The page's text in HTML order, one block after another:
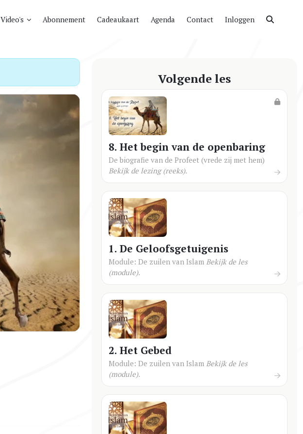
Video's Abonnement Cadeaukaart Agenda Contact Inloggen
Volgende les
8. Het begin van de openbaring
De biografie van de Profeet (vrede zij met hem)
Bekijk de lezing (reeks).
1. De Geloofsgetuigenis
Module: De zuilen van Islam Bekijk de les
(module).
2. Het Gebed
Module: De zuilen van Islam Bekijk de les
(module).